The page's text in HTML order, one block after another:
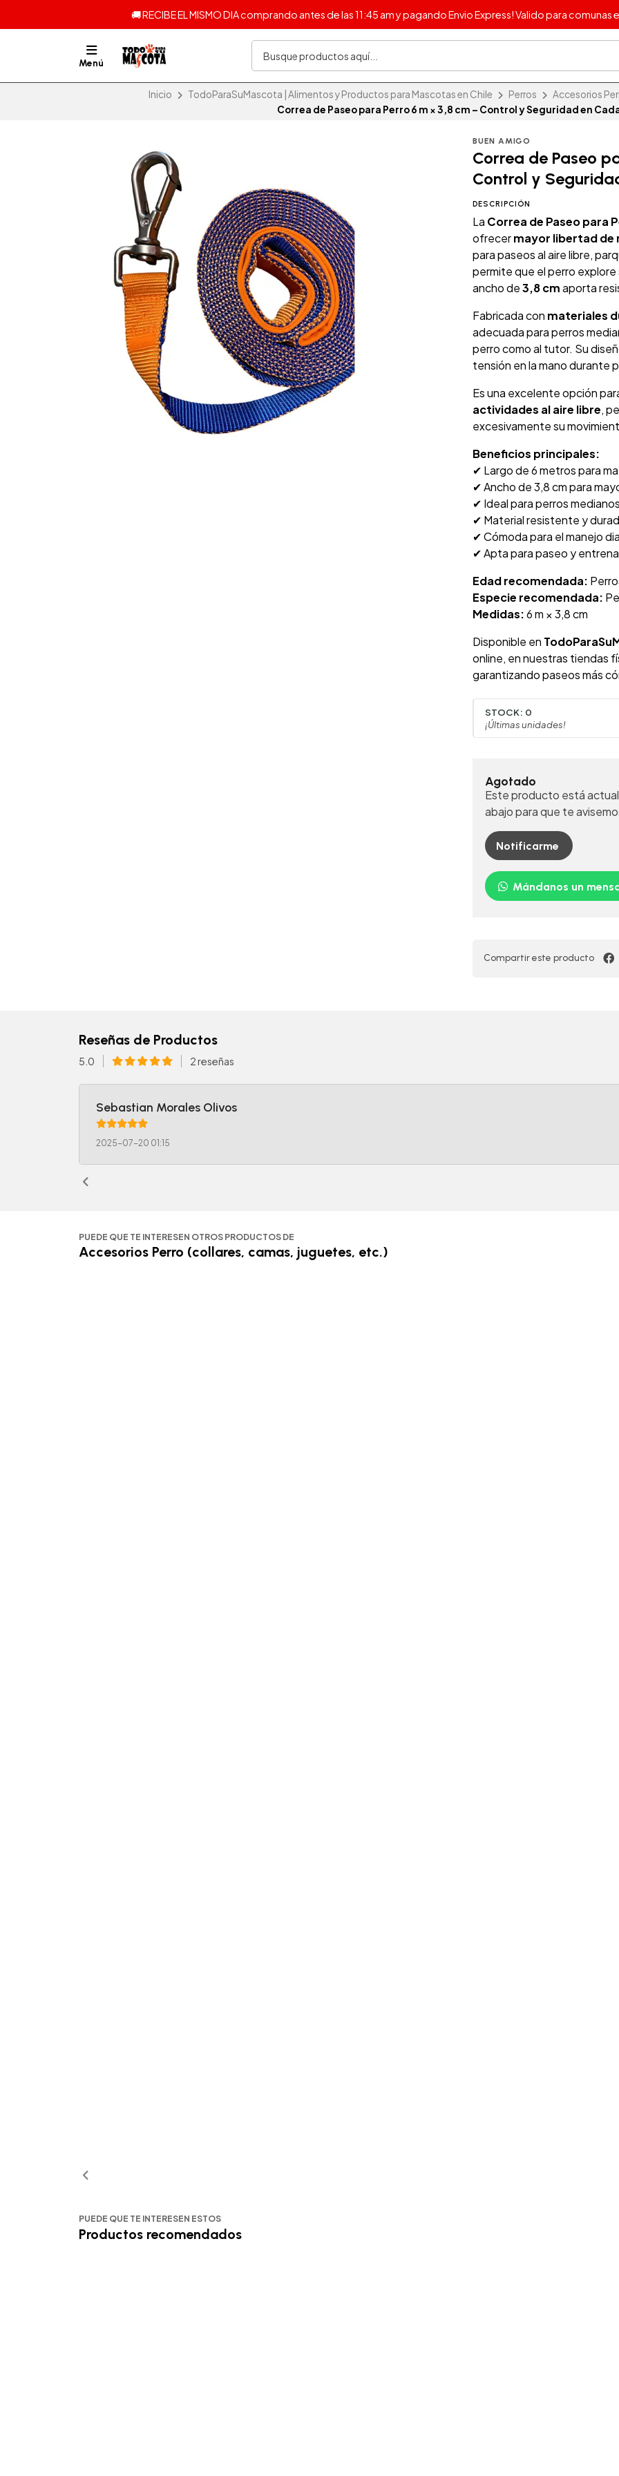
🚚 RECIBE EL MISMO DIA comprando antes de las 11:45 am y pagando Envio Express! Valido para
Menú
Inicio TodoParaSuMascota | Alimentos y Productos para Mascotas en Chile Perros
Accesorios
Correa de Paseo para Perro 6 m × 3,8 cm – Control y Seguridad en
BUEN AMIGO
Correa de Paseo
Control y
DESCRIPCIÓN
La Correa de Paseo para
ofrecermayor libertad de
para paseos al aire libre,
permite que el perro
ancho de3,8 cmaporta
Fabricada con materiales
adecuada para perros
perro como al tutor. Su
tensión en la mano durante
Es una excelente opción
actividades al aire libre,
excesivamente su
Beneficios principales:
✔ Largo de 6 metros para
✔ Ancho de 3,8 cm para
✔ Ideal para perros
✔ Material resistente y
✔ Cómoda para el manejo
✔ Apta para paseo y
Edad recomendada:
Especie recomendada:
Medidas:6 m × 3,8 cm
Disponible en
online, en nuestras tiendas
garantizando paseos más
STOCK: 0
¡Últimas unidades!
Agotado
Este producto está
abajo para que te
Notificarme
Mándanos un
Compartir este producto
Reseñas de Productos
5.0 2 reseñas
Sebastian Morales Olivos
2025-07-20 01:15
PUEDE QUE TE INTERESEN OTROS PRODUCTOS DE
Accesorios Perro (collares, camas, juguetes, etc.)
PUEDE QUE TE INTERESEN ESTOS
Productos recomendados